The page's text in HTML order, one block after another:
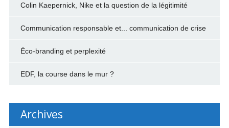
Colin Kaepernick, Nike et la question de la légitimité
Communication responsable et... communication de crise
Éco-branding et perplexité
EDF, la course dans le mur ?
Archives